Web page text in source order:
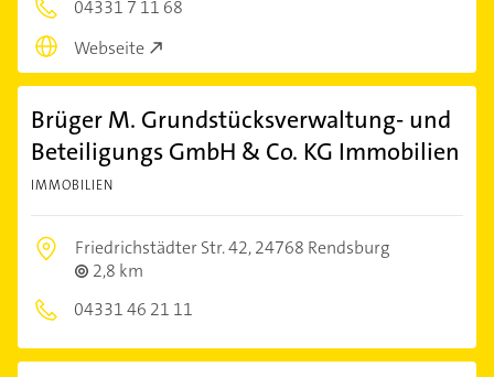
04331 7 11 68
Webseite
Brüger M. Grundstücksverwaltung- und
Beteiligungs GmbH & Co. KG Immobilien
IMMOBILIEN
Friedrichstädter Str. 42,24768 Rendsburg
2,8 km
04331 46 21 11